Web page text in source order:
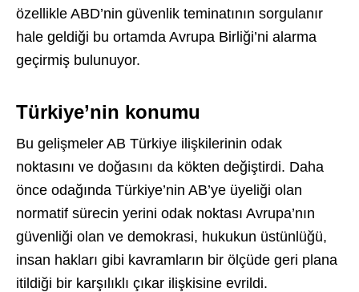
özellikle ABD’nin güvenlik teminatının sorgulanır
hale geldiği bu ortamda Avrupa Birliği’ni alarma
geçirmiş bulunuyor.
Türkiye’nin konumu
Bu gelişmeler AB Türkiye ilişkilerinin odak
noktasını ve doğasını da kökten değiştirdi. Daha
önce odağında Türkiye’nin AB’ye üyeliği olan
normatif sürecin yerini odak noktası Avrupa’nın
güvenliği olan ve demokrasi, hukukun üstünlüğü,
insan hakları gibi kavramların bir ölçüde geri plana
itildiği bir karşılıklı çıkar ilişkisine evrildi.